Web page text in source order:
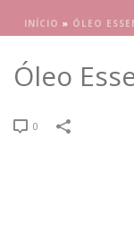
INÍCIO » ÓLEO
Óleo
0